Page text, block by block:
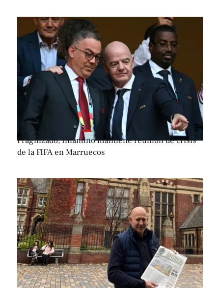
Fragilizado, Infantino mantiene reunión de crisis
de la FIFA en Marruecos